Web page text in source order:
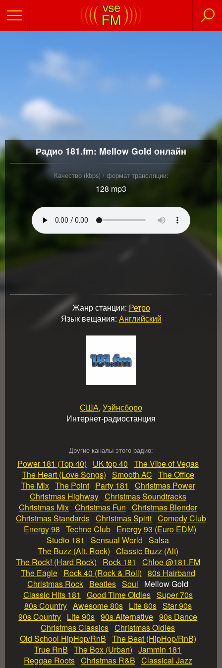
Радио 181.fm: Mellow Gold онлайн
Качество (kbps) / формат трансляции:
128 mp3
Жанр станции: Ретро
Язык вещания: Английский
США, Уэйнсборо
Интернет-радиостанция
Другие каналы этого радио:
Power 181 (Top 40) UK top 40 The Vibe of Vegas
The Heart (Love Songs) Smooth AC The Office
The Mix The Point Party 181
Christmas Power
Christmas Highway Christmas Soundtracks
Christmas Mix Christmas Fun Christmas Blender
Christmas Standards Christmas Spirit Comedy Club
Energy 98 Techno Club Energy 93 (Euro EDM)
Studio 181
Sensual World Salsa
The Buzz (Alt. Rock) Classic Buzz (Alt)
The Rock! (Hard Rock)
Rock 181
Chloe @181.FM
The Eagle Rock 40 (Rock & Roll) 80s Hairband
Christmas Rock Beatles Soul Mellow Gold
Classic Hits 181
Good Time Oldies Super 70s
80s Country Awesome 80s Lite 80s Star 90s
90s Country Lite 90s 90s Alternative 90s Dance
Christmas Classics Christmas Oldies
Old School HipHop/RnB The Beat (HipHop/RnB)
True RnB The Box (Urban) Jammin 181
Reggae Roots Christmas R&B Classical Jazz